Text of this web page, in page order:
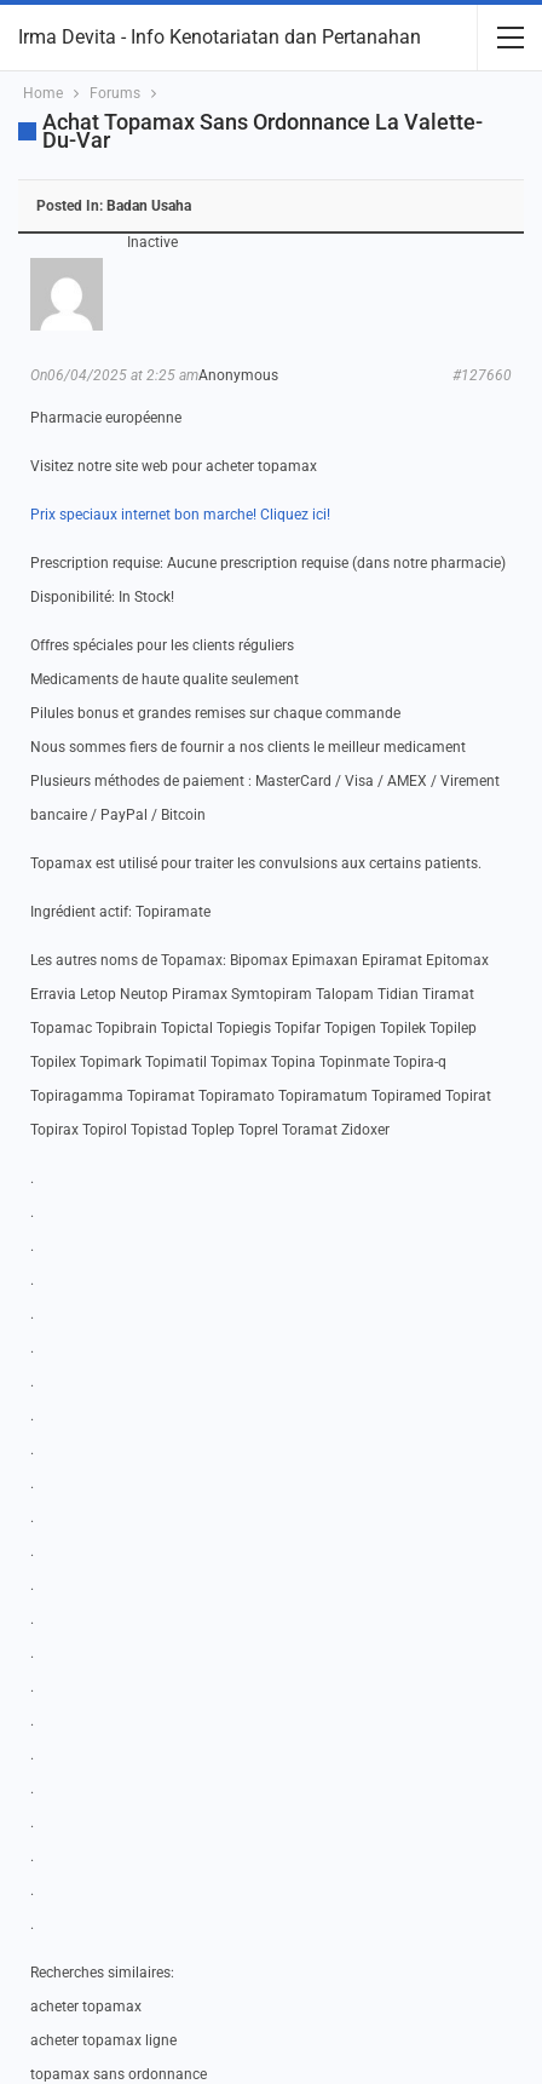
Irma Devita - Info Kenotariatan dan Pertanahan
Home Forums
Achat Topamax Sans Ordonnance La Valette-
Du-Var
Posted In: Badan Usaha
Inactive
Anonymous
On06/04/2025 at 2:25 am #127660
Pharmacie européenne
Visitez notre site web pour acheter topamax
Prix speciaux internet bon marche! Cliquez ici!
Prescription requise: Aucune prescription requise (dans notre pharmacie)
Disponibilité: In Stock!
Offres spéciales pour les clients réguliers
Medicaments de haute qualite seulement
Pilules bonus et grandes remises sur chaque commande
Nous sommes fiers de fournir a nos clients le meilleur medicament
Plusieurs méthodes de paiement : MasterCard / Visa / AMEX / Virement
bancaire / PayPal / Bitcoin
Topamax est utilisé pour traiter les convulsions aux certains patients.
Ingrédient actif: Topiramate
Les autres noms de Topamax: Bipomax Epimaxan Epiramat Epitomax
Erravia Letop Neutop Piramax Symtopiram Talopam Tidian Tiramat
Topamac Topibrain Topictal Topiegis Topifar Topigen Topilek Topilep
Topilex Topimark Topimatil Topimax Topina Topinmate Topira-q
Topiragamma Topiramat Topiramato Topiramatum Topiramed Topirat
Topirax Topirol Topistad Toplep Toprel Toramat Zidoxer
.
.
.
.
.
.
.
.
.
.
.
.
.
.
.
.
.
.
.
.
.
.
.
Recherches similaires:
acheter topamax
acheter topamax ligne
topamax sans ordonnance